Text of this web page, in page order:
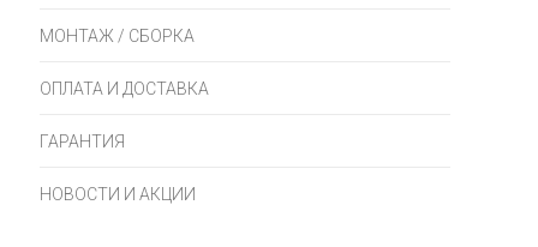
МОНТАЖ / СБОРКА
ОПЛАТА И ДОСТАВКА
ГАРАНТИЯ
НОВОСТИ И АКЦИИ